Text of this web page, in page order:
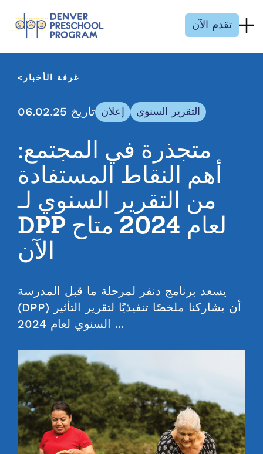
تقدم الآن
غرفة الأخبار
تاريخ 06.02.25 إعلان التقرير السنوي
متجذرة في المجتمع:
أهم النقاط المستفادة
من التقرير السنوي لـ
DPP لعام 2024 متاح
الآن
يسعد برنامج دنفر لمرحلة ما قبل المدرسة
(DPP) أن يشاركنا ملخصًا تنفيذيًا لتقرير التأثير
السنوي لعام 2024 ...